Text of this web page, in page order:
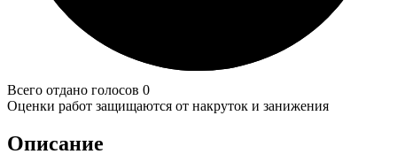
Всего отдано голосов 0
Оценки работ защищаются от накруток и занижения
Описание